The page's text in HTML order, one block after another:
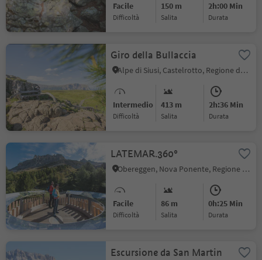
Facile
Difficoltà
150 m
Salita
2h:00 Min
durata
Giro della Bullaccia
Alpe di Siusi, Castelrotto, Regione dolomitica Alpe di Siusi
Intermedio
Difficoltà
413 m
Salita
2h:36 Min
durata
LATEMAR.360°
Obereggen, Nova Ponente, Regione dolomitica Val d'Ega
Facile
Difficoltà
86 m
Salita
0h:25 Min
durata
Escursione da San Martin